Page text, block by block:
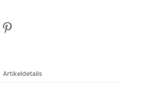
Artikeldetails